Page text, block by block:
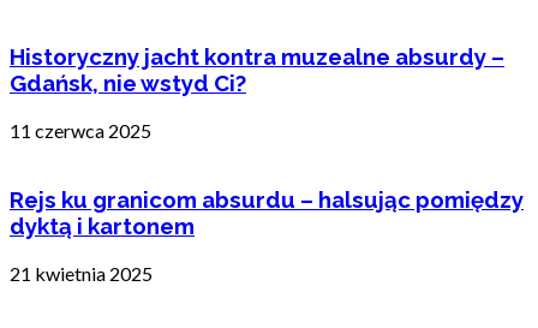
Historyczny jacht kontra muzealne absurdy –
Gdańsk, nie wstyd Ci?
11 czerwca 2025
Rejs ku granicom absurdu – halsując pomiędzy
dyktą i kartonem
21 kwietnia 2025